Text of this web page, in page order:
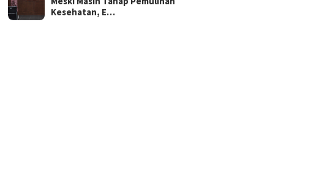
Kesehatan, E…